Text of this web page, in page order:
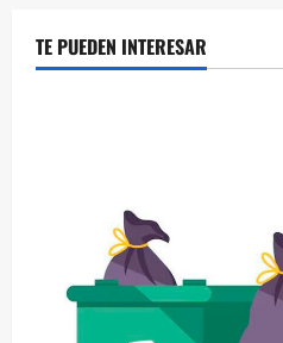
TE PUEDEN INTERESAR